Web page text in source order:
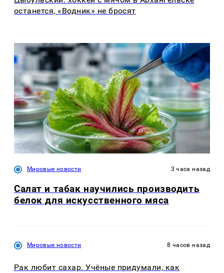
останется, «Водник» не бросят
Мировые новости 3 часа назад
Салат и табак научились производить
белок для искусственного мяса
Мировые новости 8 часов назад
Рак любит сахар. Учёные придумали, как